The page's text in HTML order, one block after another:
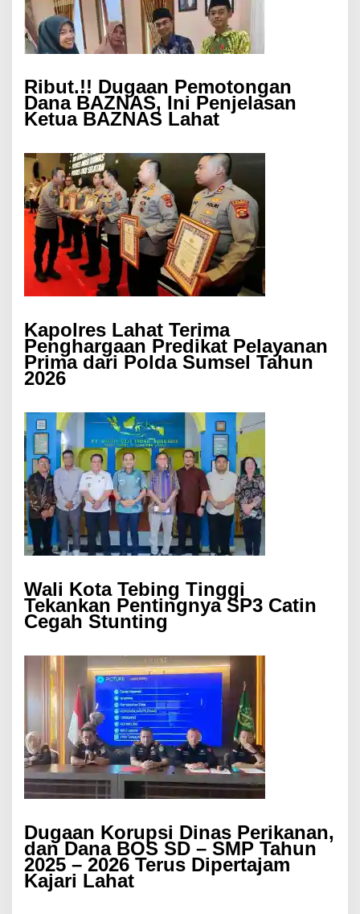
Ribut.!! Dugaan Pemotongan
Dana BAZNAS, Ini Penjelasan
Ketua BAZNAS Lahat
Kapolres Lahat Terima
Penghargaan Predikat Pelayanan
Prima dari Polda Sumsel Tahun
2026
Wali Kota Tebing Tinggi
Tekankan Pentingnya SP3 Catin
Cegah Stunting
Dugaan Korupsi Dinas Perikanan,
dan Dana BOS SD – SMP Tahun
2025 – 2026 Terus Dipertajam
Kajari Lahat